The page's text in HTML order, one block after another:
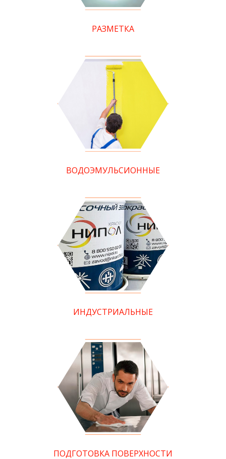
РАЗМЕТКА
ВОДОЭМУЛЬСИОННЫЕ
ИНДУСТРИАЛЬНЫЕ
ПОДГОТОВКА ПОВЕРХНОСТИ